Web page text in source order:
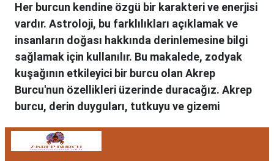
Her burcun kendine özgü bir karakteri ve enerjisi
vardır. Astroloji, bu farklılıkları açıklamak ve
insanların doğası hakkında derinlemesine bilgi
sağlamak için kullanılır. Bu makalede, zodyak
kuşağının etkileyici bir burcu olan Akrep
Burcu'nun özellikleri üzerinde duracağız. Akrep
burcu, derin duyguları, tutkuyu ve gizemi
kadını, astrolojik özellikleri bakımından